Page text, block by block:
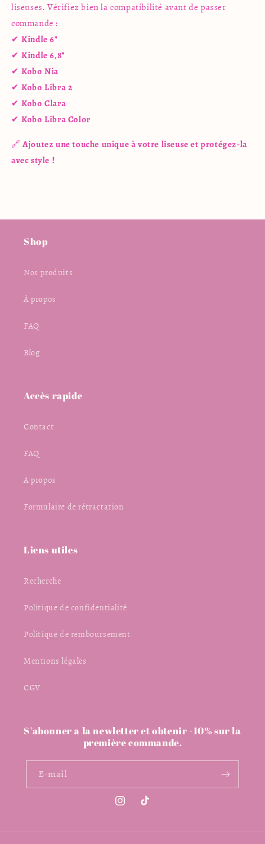
liseuses. Vérifiez bien la compatibilité avant de passer
commande :
✔Kindle 6"
✔Kindle 6,8"
✔Kobo Nia
✔Kobo Libra 2
✔Kobo Clara
✔Kobo Libra Color
🔗Ajoutez une touche unique à votre liseuse et protégez-la
avec style !
Shop
Nos produits
À propos
FAQ
Blog
Accès rapide
Contact
FAQ
A propos
Formulaire de rétractation
Liens utiles
Recherche
Politique de confidentialité
Politique de remboursement
Mentions légales
CGV
S’abonner a la newletter et obtenir -10% sur la
première commande.
E-mail
InstagramTikTok